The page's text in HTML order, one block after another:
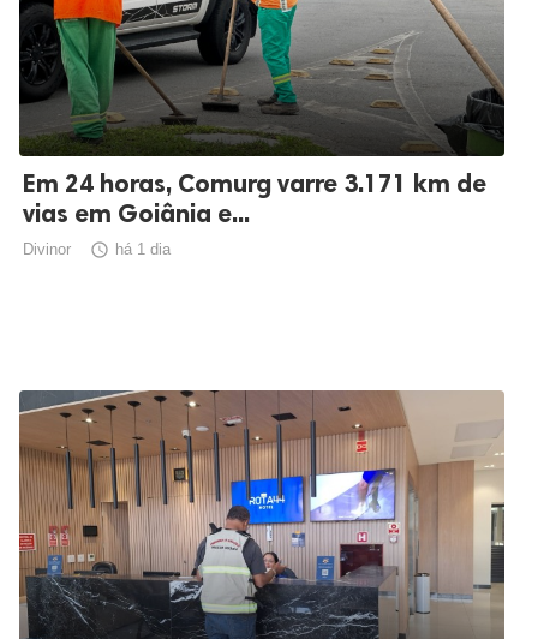
Em 24 horas, Comurg varre 3.171 km de
vias em Goiânia e...
Divinor  há 1 dia